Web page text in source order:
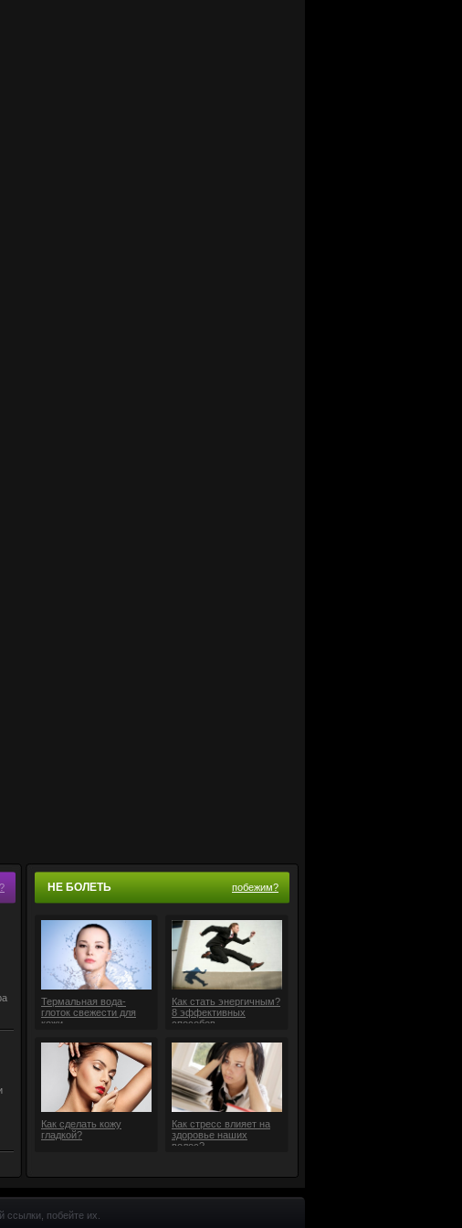
НЕ БОЛЕТЬ побежим?
Термальная вода-
глоток свежести для
кожи
Как стать энергичным?
8 эффективных
способов
Как сделать кожу
гладкой?
Как стресс влияет на
здоровье наших
волос?
побейте их.